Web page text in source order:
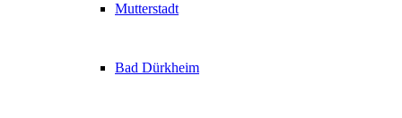
Mutterstadt
Bad Dürkheim